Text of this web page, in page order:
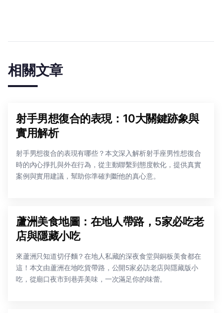
相關文章
射手男想復合的表現：10大關鍵跡象與
實用解析
射手男想復合的表現有哪些？本文深入解析射手座男性想復合
時的內心掙扎與外在行為，從主動聯繫到態度軟化，提供真實
案例與實用建議，幫助你準確判斷他的真心意。
蘆洲美食地圖：在地人帶路，5家必吃老
店與隱藏小吃
來蘆洲只知道切仔麵？在地人私藏的深夜食堂與銅板美食都在
這！本文由蘆洲在地吃貨帶路，公開5家必訪老店與隱藏版小
吃，從廟口夜市到巷弄美味，一次滿足你的味蕾。